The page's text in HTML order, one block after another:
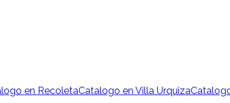
en RecoletaCatalogo en Villa Urquiza